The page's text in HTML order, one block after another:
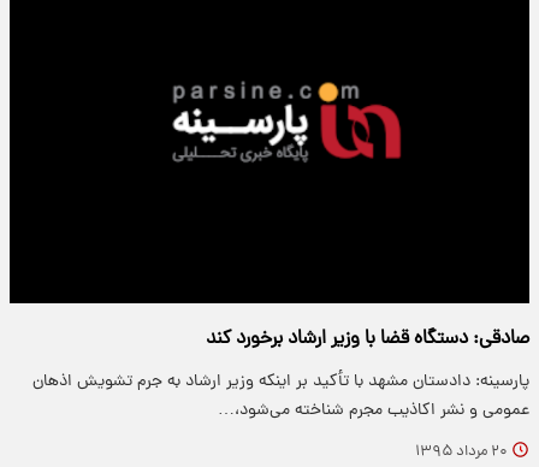
صادقی: دستگاه‌ قضا با وزیر ارشاد برخورد کند
پارسینه: دادستان مشهد با تأکید بر اینکه وزیر ارشاد به جرم تشویش اذهان
عمومی و نشر اکاذیب مجرم شناخته می‌شود،…
۲۰ مرداد ۱۳۹۵